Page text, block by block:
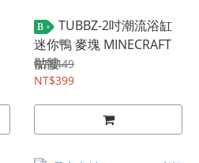
B
TUBBZ-2吋潮流浴缸
迷你鴨 麥塊 MINECRAFT
骷髏
NT$449
NT$399